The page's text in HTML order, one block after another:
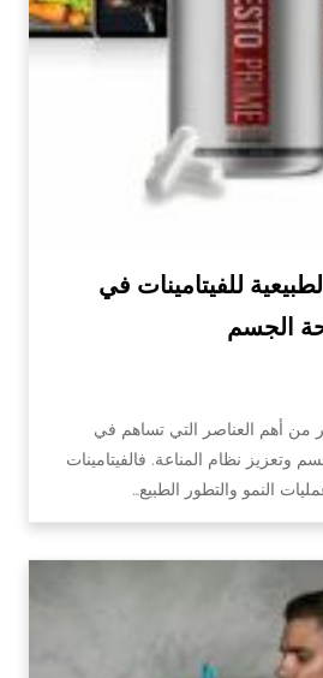
للفيتامينات في
الجسم
من أهم العناصر التي تساهم في
نظام المناعة. فالفيتامينات
النمو والتطور الطبيع…